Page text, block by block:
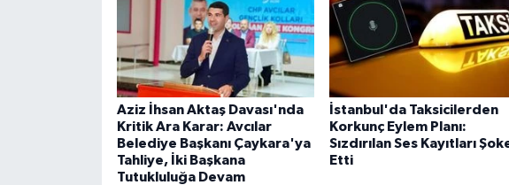
Aziz İhsan Aktaş Davası'nda
Kritik Ara Karar: Avcılar
Belediye Başkanı Çaykara'ya
Tahliye, İki Başkana
Tutukluluğa Devam
İstanbul'da Taksicilerden
Korkunç Eylem Planı:
Sızdırılan Ses Kayıtları
Etti